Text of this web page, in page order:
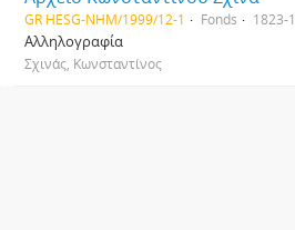
GR HESG-NHM/1999/12-1 Fonds 1823-
Αλληλογραφία
Σχινάς, Κωνσταντίνος